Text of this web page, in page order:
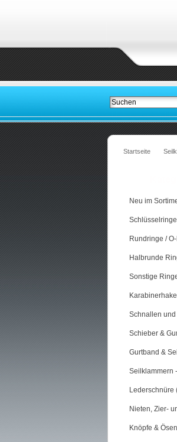
Startseite
Neu im
Rundringe /
Halbrunde
Sonstige
Schnallen
Schieber &
Gurtband &
Seilklammern
Lederschnüre
Nieten, Zier-
Knöpfe & Ösen